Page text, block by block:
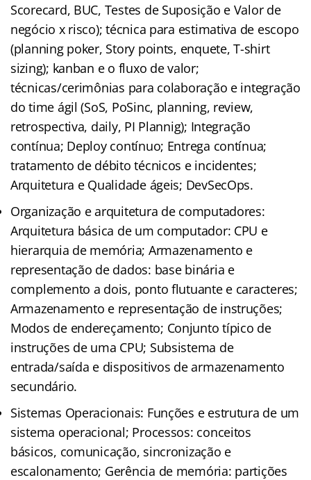
Scorecard, BUC, Testes de Suposição e Valor de
negócio x risco); técnica para estimativa de escopo
(planning poker, Story points, enquete, T-shirt
sizing); kanban e o fluxo de valor;
técnicas/cerimônias para colaboração e integração
do time ágil (SoS, PoSinc, planning, review,
retrospectiva, daily, PI Plannig); Integração
contínua; Deploy contínuo; Entrega contínua;
tratamento de débito técnicos e incidentes;
Arquitetura e Qualidade ágeis; DevSecOps.
Organização e arquitetura de computadores:
Arquitetura básica de um computador: CPU e
hierarquia de memória; Armazenamento e
representação de dados: base binária e
complemento a dois, ponto flutuante e caracteres;
Armazenamento e representação de instruções;
Modos de endereçamento; Conjunto típico de
instruções de uma CPU; Subsistema de
entrada/saída e dispositivos de armazenamento
secundário.
Sistemas Operacionais: Funções e estrutura de um
sistema operacional; Processos: conceitos
básicos, comunicação, sincronização e
escalonamento; Gerência de memória: partições